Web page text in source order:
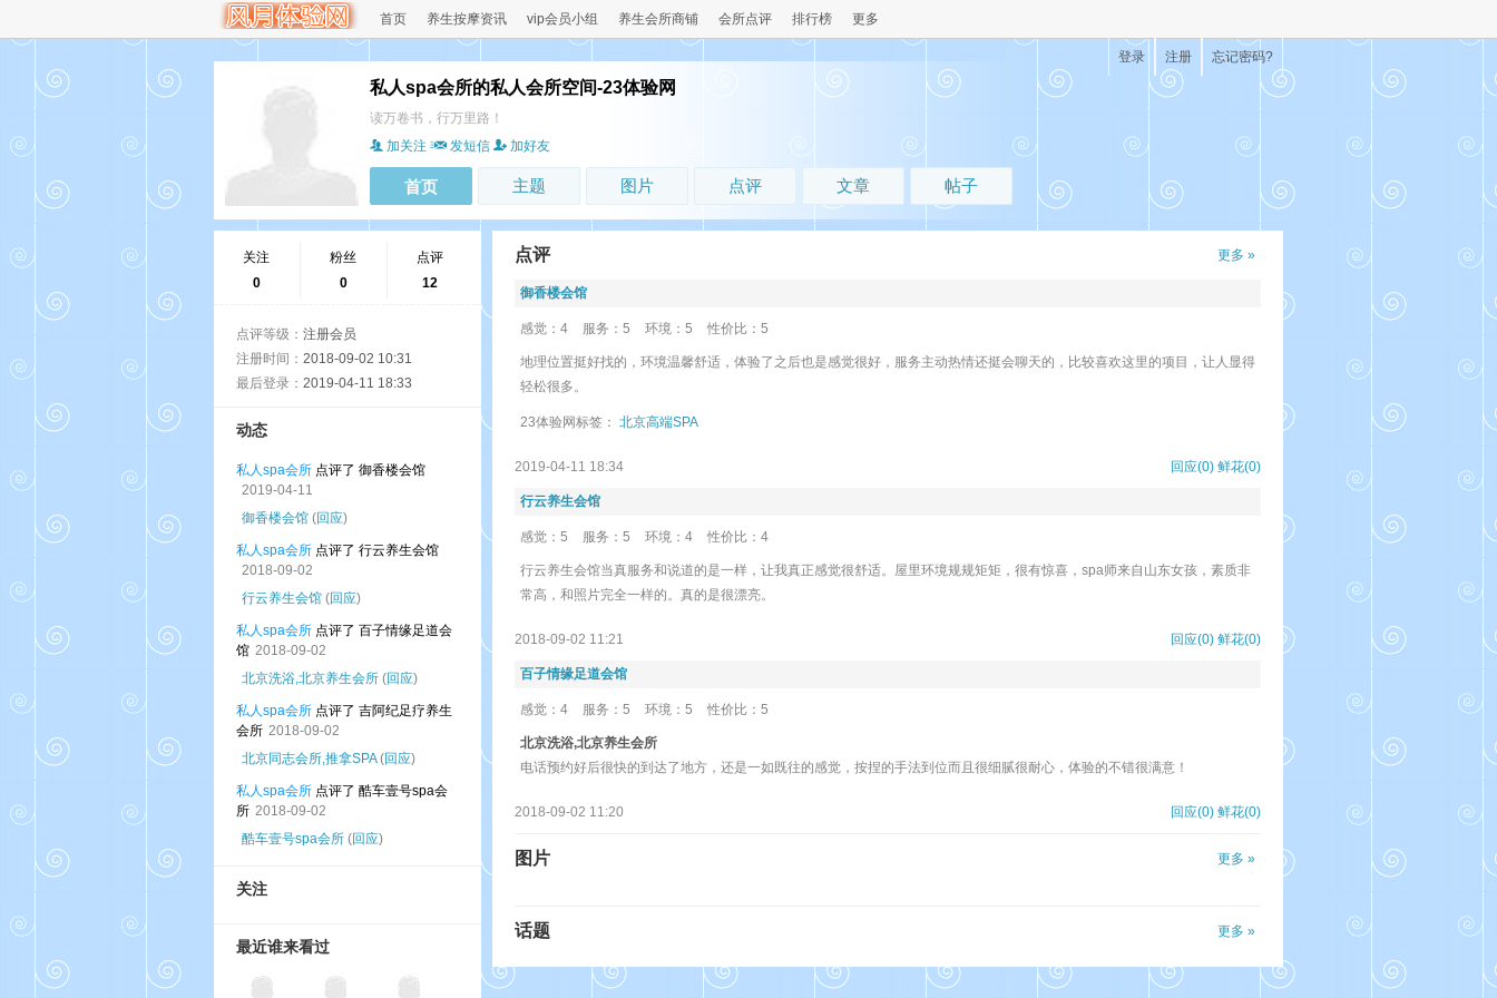
首页 养生按摩资讯 vip会员小组 养生会所商铺 会所点评 排行榜 更多
忘记密码?
注册
登录
私人spa会所的私人会所空间-23体验网
读万卷书，行万里路！
加关注
发短信 加好友
首页 主题 图片 点评 文章 帖子
关注
0
粉丝
0
点评
12
点评等级： 注册会员
注册时间： 2018-09-02 10:31
最后登录： 2019-04-11 18:33
动态
私人spa会所 点评了 御香楼会馆
2019-04-11
御香楼会馆 (回应)
私人spa会所 点评了 行云养生会馆
2018-09-02
行云养生会馆 (回应)
私人spa会所 点评了 百子情缘足道会
馆 2018-09-02
北京洗浴,北京养生会所 (回应)
私人spa会所 点评了 吉阿纪足疗养生
会所 2018-09-02
北京同志会所,推拿SPA(回应)
私人spa会所 点评了 酷车壹号spa会
所 2018-09-02
酷车壹号spa会所 (回应)
关注
最近谁来看过
点评 更多 »
御香楼会馆
感觉：4 服务：5 环境：5 性价比：5
地理位置挺好找的，环境温馨舒适，体验了之后也是感觉很好，服务主动热情还挺会聊天的，比较喜欢这里的项目，让人显得
轻松很多。
23体验网标签： 北京高端SPA
回应(0) 鲜花(0)
2019-04-11 18:34
行云养生会馆
感觉：5 服务：5 环境：4 性价比：4
行云养生会馆当真服务和说道的是一样，让我真正感觉很舒适。屋里环境规规矩矩，很有惊喜，spa师来自山东女孩，素质非
常高，和照片完全一样的。真的是很漂亮。
回应(0) 鲜花(0)
2018-09-02 11:21
百子情缘足道会馆
感觉：4 服务：5 环境：5 性价比：5
北京洗浴,北京养生会所
电话预约好后很快的到达了地方，还是一如既往的感觉，按捏的手法到位而且很细腻很耐心，体验的不错很满意！
回应(0) 鲜花(0)
2018-09-02 11:20
图片 更多 »
话题 更多 »